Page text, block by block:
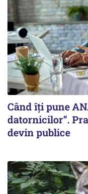
Când îți pune
datornicilor”.
devin publice